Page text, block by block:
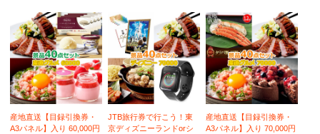
産地直送【目録引換券・
A3パネル】入り 60,000円
JTB旅行券で行こう！東
京ディズニーランドorシ
産地直送【目録引換券・
A3パネル】入り 70,000円